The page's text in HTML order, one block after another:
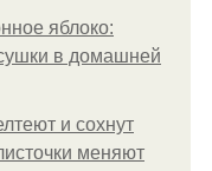
яблоко:
в домашней
и сохнут
меняют